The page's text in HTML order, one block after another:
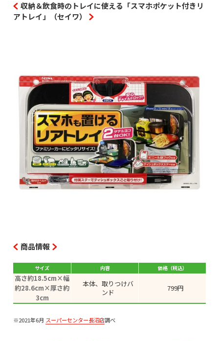
収納＆飲食時のトレイに使える「スマホポケット付きリ
アトレイ」（セイワ）
商品情報
サイズ 内容 価格（税込）
高さ約18.5cm×幅
約28.6cm×厚さ約
3cm
本体、取りつけバ
ンド
799円
※2021年6月 スーパーセンター長沼店調べ